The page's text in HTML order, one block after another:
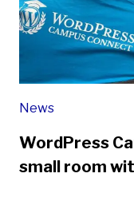
News
WordPress
small room